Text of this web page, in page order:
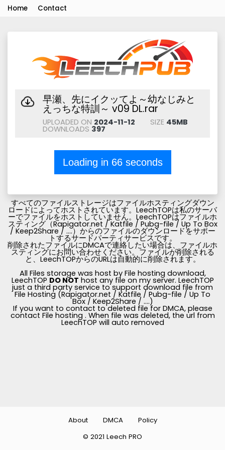
Home Contact
早瀬、先にイクッてよ～幼なじみと
えっちな特訓～ v09 DL.rar
UPLOADED ON 2024-11-12 SIZE 45MB
DOWNLOADS 397
Loading in 66seconds
すべてのファイルストレージはファイルホスティングダウン
ロードによってホストされています。LeechTOPは私のサーバ
ーでファイルをホストしていません。LeechTOPはファイルホ
スティング（Rapigator.net / Katfile / Pubg-file / Up To Box
/ Keep2Share / ....）からのファイルのダウンロードをサポー
トするサードパーティサービスです。
削除されたファイルにDMCAで連絡したい場合は、ファイルホ
スティングにお問い合わせください。ファイルが削除される
と、LeechTOPからのURLは自動的に削除されます。
All Files storage was host by File hosting download,
LeechTOP DO NOT host any file on my server. LeechTOP
just a third party service to support download file from
File Hosting (Rapigator.net / Katfile / Pubg-file / Up To
Box / Keep2Share / ....)
If you want to contact to deleted file for DMCA, please
contact File hosting . When file was deleted, the url from
LeechTOP will auto removed
© 2021 Leech PRO
About DMCA Policy